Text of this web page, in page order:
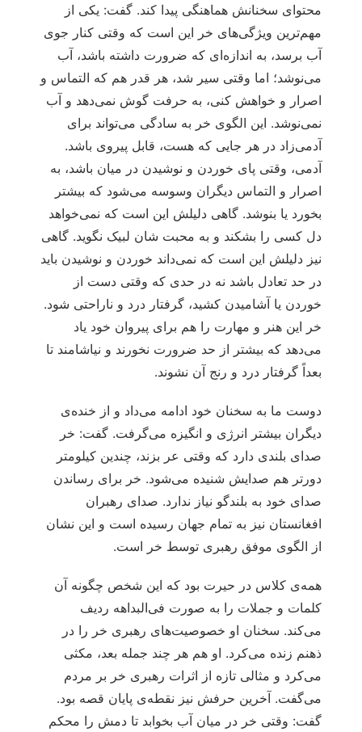
محتوای سخنانش هماهنگی پیدا کند. گفت: یکی از
مهم‌ترین ویژگی‌های خر این است که وقتی کنار جوی
آب برسد، به اندازه‌ای که ضرورت داشته باشد، آب
می‌نوشد؛ اما وقتی سیر شد، هر قدر هم که التماس و
اصرار و خواهش کنی، به حرفت گوش نمی‌دهد و آب
نمی‌نوشد. این الگوی خر به سادگی می‌تواند برای
آدمی‌زاد در هر جایی که هست، قابل پیروی باشد.
آدمی، وقتی پای خوردن و نوشیدن در میان باشد، به
اصرار و التماس دیگران وسوسه می‌شود که بیشتر
بخورد یا بنوشد. گاهی دلیلش این است که نمی‌خواهد
دل کسی را بشکند و به محبت شان لبیک نگوید. گاهی
نیز دلیلش این است که نمی‌داند خوردن و نوشیدن باید
در حد تعادل باشد نه در حدی که وقتی دست از
خوردن یا آشامیدن کشید، گرفتار درد و ناراحتی شود.
خر این هنر و مهارت را هم برای پیروان خود یاد
می‌دهد که بیشتر از حد ضرورت نخورند و نیاشامند تا
بعداً گرفتار درد و رنج آن نشوند.
دوست ما به سخنان خود ادامه می‌داد و از خنده‌ی
دیگران بیشتر انرژی و انگیزه می‌گرفت. گفت: خر
صدای بلندی دارد که وقتی عر بزند، چندین کیلومتر
دورتر هم صدایش شنیده می‌شود. خر برای رساندن
صدای خود به بلندگو نیاز ندارد. صدای رهبران
افغانستان نیز به تمام جهان رسیده است و این نشان
از الگوی موفق رهبری توسط خر است.
همه‌ی کلاس در حیرت بود که این شخص چگونه آن
کلمات و جملات را به صورت فی‌البداهه ردیف
می‌کند. سخنان او خصوصیت‌های رهبری خر را در
ذهنم زنده می‌کرد. او هم هر چند جمله بعد، مکثی
می‌کرد و مثالی تازه از اثرات رهبری خر بر مردم
می‌گفت. آخرین حرفش نیز نقطه‌ی پایان قصه بود.
گفت: وقتی خر در میان آب بخوابد تا دمش را محکم